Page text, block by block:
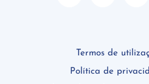
Termos de
Política de